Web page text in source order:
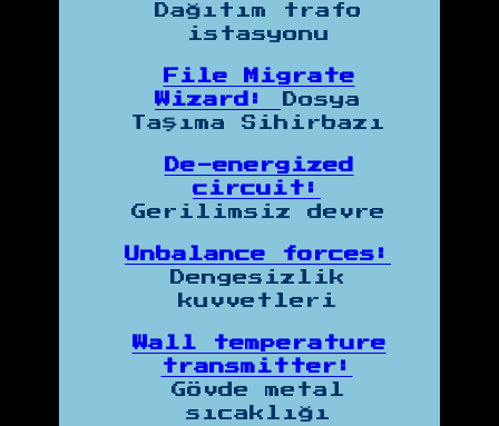
Dağıtım trafo
istasyonu
File Migrate
Wizard:
Dosya
Taşıma Sihirbazı
De-energized
circuit:
Gerilimsiz devre
Unbalance forces:
Dengesizlik
kuvvetleri
Wall temperature
transmitter:
Gövde metal
sıcaklığı